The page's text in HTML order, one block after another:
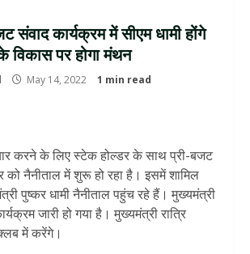
संवाद कार्यक्रम में सीएम धामी होंगे
विकास पर होगा मंथन
May 14, 2022 1 min read
करने के लिए स्टेक होल्डर के साथ प्री-बजट
नैनीताल में शुरू हो रहा है। इसमें शामिल
पुष्कर धामी नैनीताल पहुंच रहे हैं। मुख्यमंत्री
जारी हो गया है। मुख्यमंत्री रात्रि
में करेंगे।